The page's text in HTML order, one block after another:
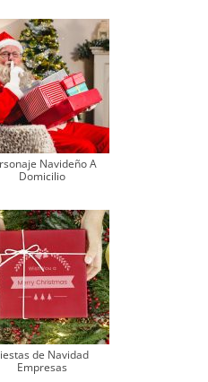
Navideño A
Domicilio
de Navidad
Empresas